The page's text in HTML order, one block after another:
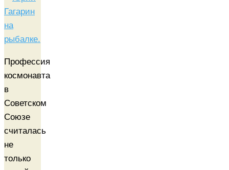
Профессия
космонавта
в
Советском
Союзе
считалась
не
только